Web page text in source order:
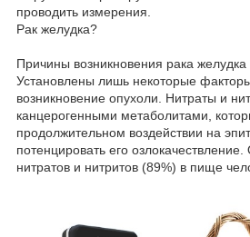
проводить измерения.
Рак желудка?
Причины возникновения рака желудка
Установлены лишь некоторые
возникновение опухоли. Нитраты и
канцерогенными метаболитами,
продолжительном воздействии на
потенцировать его
нитратов и нитритов (89%) в пище